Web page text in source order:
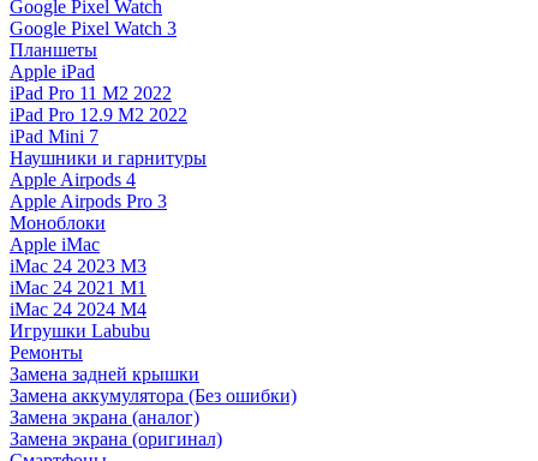
Google Pixel Watch
Google Pixel Watch 3
Планшеты
Apple iPad
iPad Pro 11 M2 2022
iPad Pro 12.9 M2 2022
iPad Mini 7
Наушники и гарнитуры
Apple Airpods 4
Apple Airpods Pro 3
Моноблоки
Apple iMac
iMac 24 2023 M3
iMac 24 2021 M1
iMac 24 2024 M4
Игрушки Labubu
Ремонты
Замена задней крышки
Замена аккумулятора (Без ошибки)
Замена экрана (аналог)
Замена экрана (оригинал)